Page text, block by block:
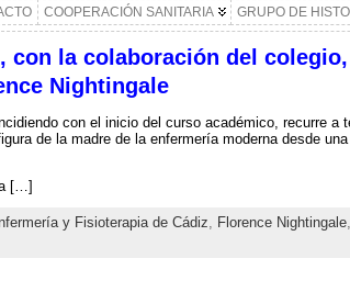
COOPERACIÓN SANITARIA GRUPO DE
con la colaboración del
Nightingale
con el inicio del curso académico, recurre a
de la madre de la enfermería moderna desde
[…]
y Fisioterapia de Cádiz, Florence Nightingale,